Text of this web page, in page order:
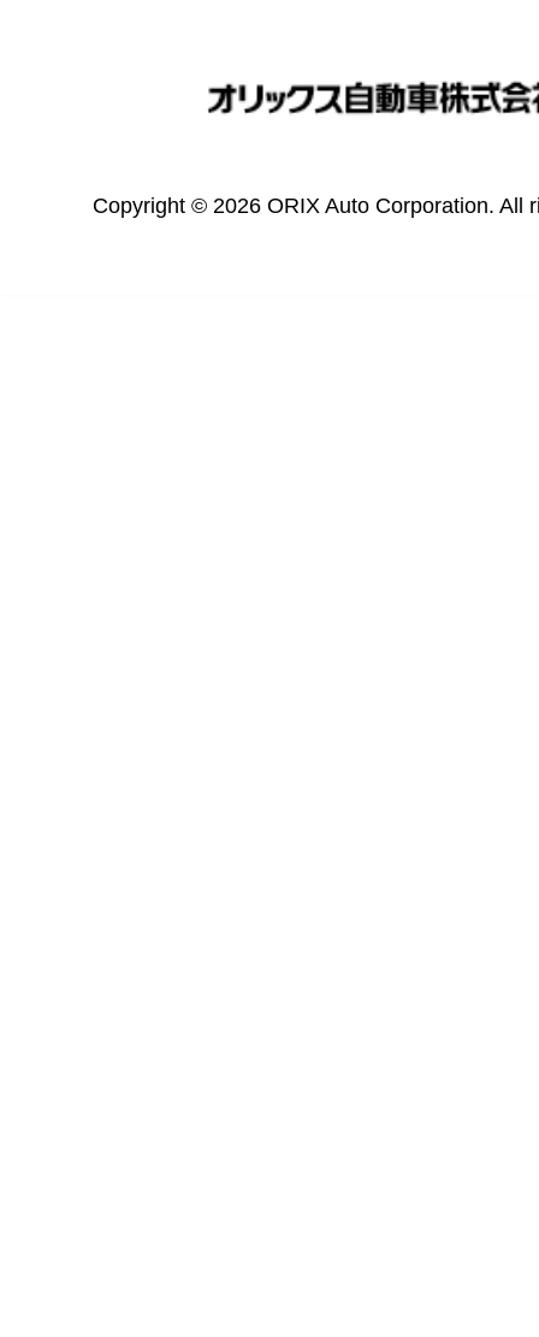
Copyright © 2026 ORIX Auto Corporation. All